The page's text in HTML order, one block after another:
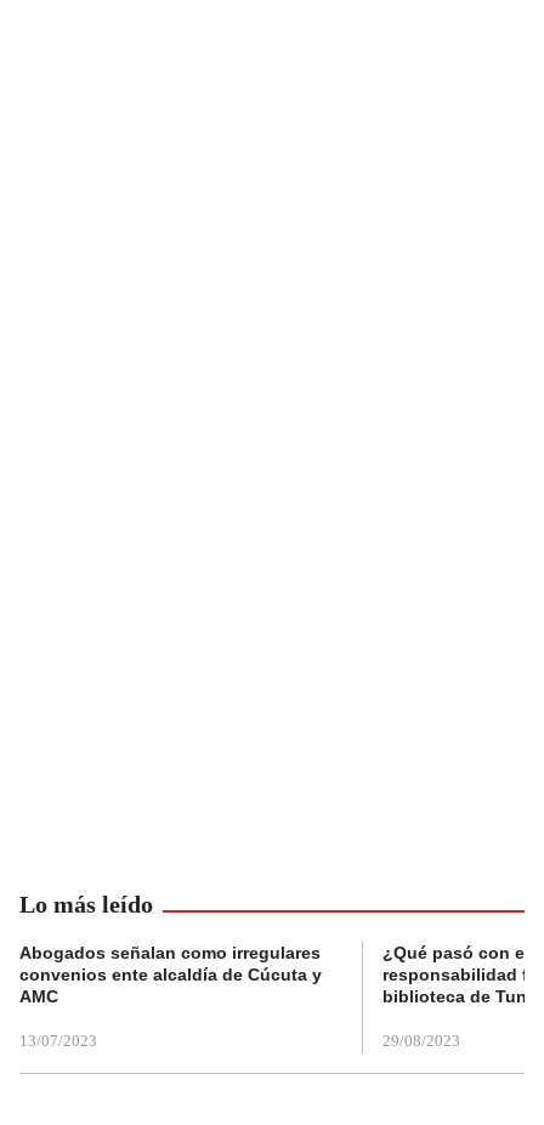
Lo más leído
Abogados señalan como irregulares
convenios ente alcaldía de Cúcuta y
AMC
13/07/2023
¿Qué pasó con el
responsabilidad
biblioteca de
29/08/2023